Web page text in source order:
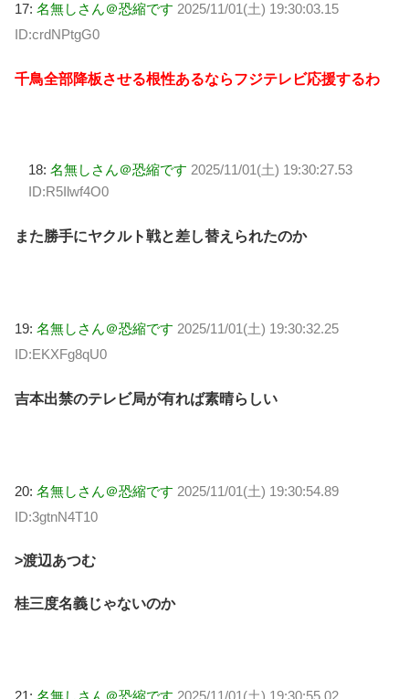
17: 名無しさん＠恐縮です 2025/11/01(土) 19:30:03.15
ID:crdNPtgG0
千鳥全部降板させる根性あるならフジテレビ応援するわ
18: 名無しさん＠恐縮です 2025/11/01(土) 19:30:27.53
ID:R5Ilwf4O0
また勝手にヤクルト戦と差し替えられたのか
19: 名無しさん＠恐縮です 2025/11/01(土) 19:30:32.25
ID:EKXFg8qU0
吉本出禁のテレビ局が有れば素晴らしい
20: 名無しさん＠恐縮です 2025/11/01(土) 19:30:54.89
ID:3gtnN4T10
>渡辺あつむ
桂三度名義じゃないのか